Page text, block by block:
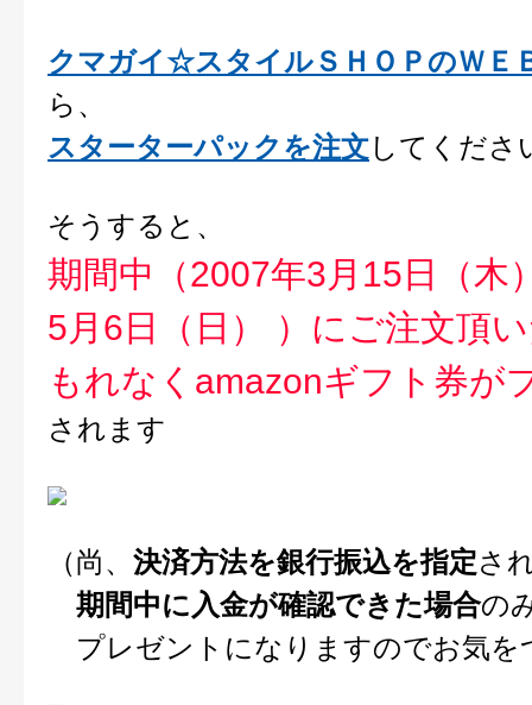
クマガイ☆スタイルＳＨＯＰのＷＥ
ら、
スターターパックを注文してくださ
そうすると、
期間中（2007年3月15日（木
5月6日（日） ）にご注文頂
もれなくamazonギフト券が
されます
（尚、 決済方法を銀行振込を指定さ
期間中に入金が確認できた場合の
プレゼントになりますのでお気を